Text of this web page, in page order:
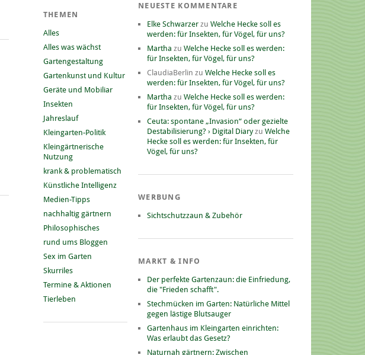
THEMEN
Alles
Alles was wächst
Gartengestaltung
Gartenkunst und Kultur
Geräte und Mobiliar
Insekten
Jahreslauf
Kleingarten-Politik
Kleingärtnerische
Nutzung
krank & problematisch
Künstliche Intelligenz
Medien-Tipps
nachhaltig gärtnern
Philosophisches
rund ums Bloggen
Sex im Garten
Skurriles
Termine & Aktionen
Tierleben
NEUESTE KOMMENTARE
Elke Schwarzer zu Welche Hecke soll es
werden: für Insekten, für Vögel, für uns?
Martha zu Welche Hecke soll es werden:
für Insekten, für Vögel, für uns?
ClaudiaBerlin zu Welche Hecke soll es
werden: für Insekten, für Vögel, für uns?
Martha zu Welche Hecke soll es werden:
für Insekten, für Vögel, für uns?
Ceuta: spontane „Invasion“ oder gezielte
Destabilisierung? › Digital Diaryzu Welche
Hecke soll es werden: für Insekten, für
Vögel, für uns?
WERBUNG
Sichtschutzzaun & Zubehör
MARKT & INFO
Der perfekte Gartenzaun: die Einfriedung,
die "Frieden schafft".
Stechmücken im Garten: Natürliche Mittel
gegen lästige Blutsauger
Gartenhaus im Kleingarten einrichten:
Was erlaubt das Gesetz?
Naturnah gärtnern: Zwischen